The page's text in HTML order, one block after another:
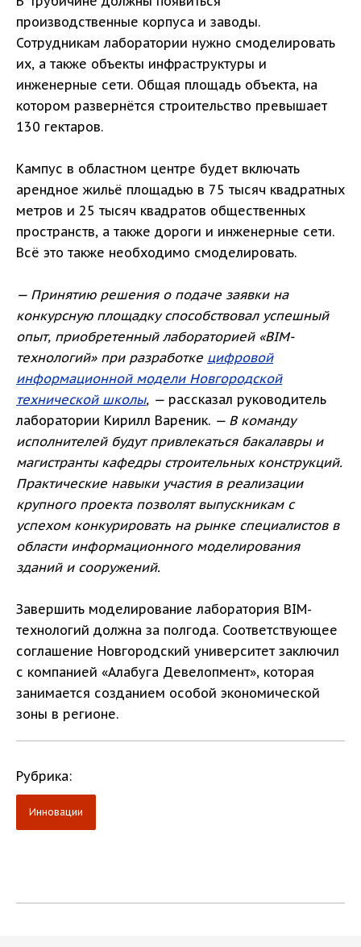
производственные корпуса и заводы.
Сотрудникам лаборатории нужно смоделировать
их, а также объекты инфраструктуры и
инженерные сети. Общая площадь объекта, на
котором развернётся строительство превышает
130 гектаров.
Кампус в областном центре будет включать
арендное жильё площадью в 75 тысяч квадратных
метров и 25 тысяч квадратов общественных
пространств, а также дороги и инженерные сети.
Всё это также необходимо смоделировать.
— Принятию решения о подаче заявки на
конкурсную площадку способствовал успешный
опыт, приобретенный лабораторией «BIM-
технологий» при разработке цифровой
информационной модели Новгородской
технической школы, — рассказал руководитель
лаборатории Кирилл Вареник. — В команду
исполнителей будут привлекаться бакалавры и
магистранты кафедры строительных конструкций.
Практические навыки участия в реализации
крупного проекта позволят выпускникам с
успехом конкурировать на рынке специалистов в
области информационного моделирования
зданий и сооружений.
Завершить моделирование лаборатория BIM-
технологий должна за полгода. Соответствующее
соглашение Новгородский университет заключил
с компанией «Алабуга Девелопмент», которая
занимается созданием особой экономической
зоны в регионе.
Рубрика:
Инновации